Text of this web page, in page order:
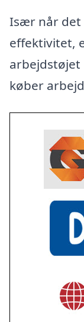
Især når
effektivitet,
arbejdstøjet
køber